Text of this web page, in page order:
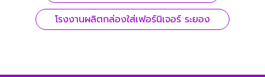
โรงงานผลิตกล่องใส่เฟอร์นิเจอร์ ระยอง